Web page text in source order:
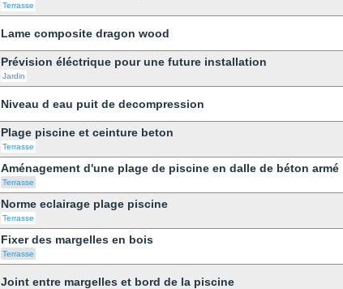
Terrasse
Lame composite dragon wood
Prévision éléctrique pour une future installation
Jardin
Niveau d eau puit de decompression
Plage piscine et ceinture beton
Terrasse
Aménagement d'une plage de piscine en dalle de béton armé
Terrasse
Norme eclairage plage piscine
Terrasse
Fixer des margelles en bois
Terrasse
Joint entre margelles et bord de la piscine